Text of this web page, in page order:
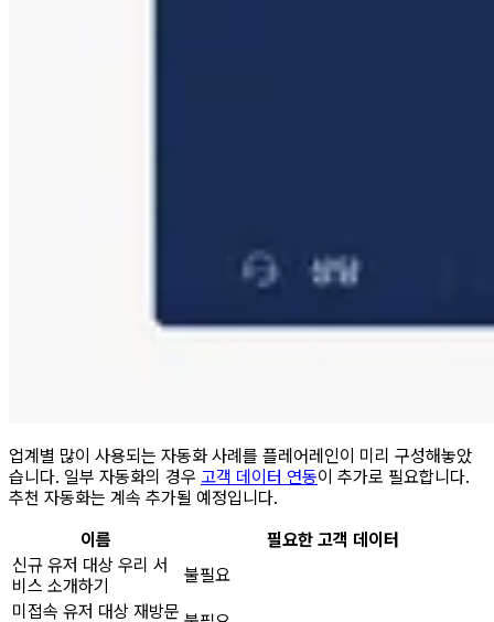
업계별 많이 사용되는 자동화 사례를 플레어레인이 미리 구성해놓았
습니다. 일부 자동화의 경우 고객 데이터 연동이 추가로 필요합니다.
추천 자동화는 계속 추가될 예정입니다.
이름
필요한 고객 데이터
신규 유저 대상 우리 서
비스 소개하기
불필요
미접속 유저 대상 재방문